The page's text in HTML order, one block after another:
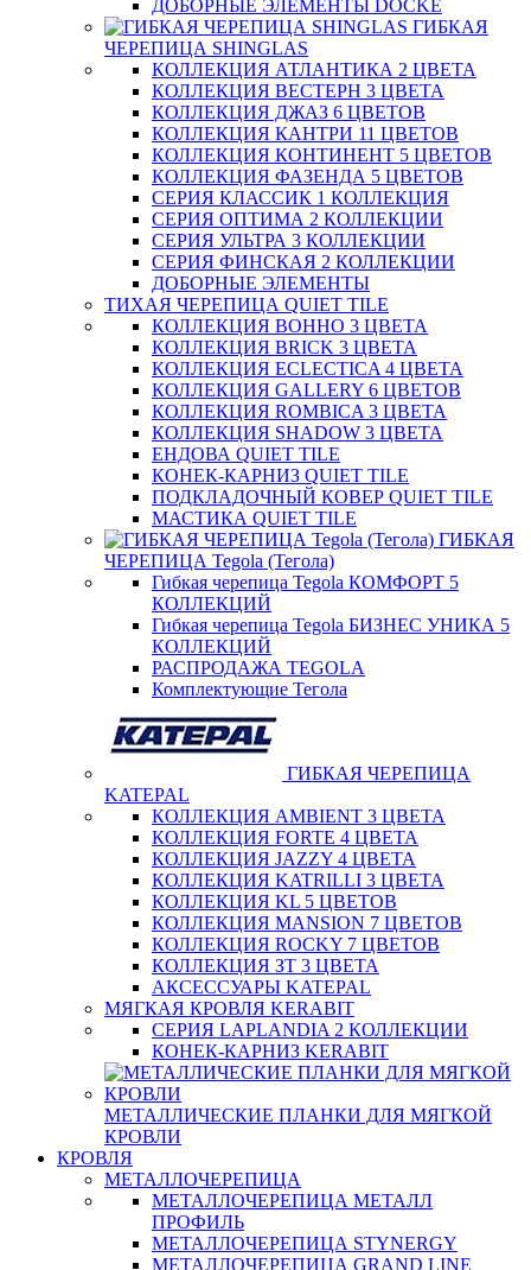
ДОБОРНЫЕ ЭЛЕМЕНТЫ DOCKE
ГИБКАЯ
ЧЕРЕПИЦА SHINGLAS
КОЛЛЕКЦИЯ АТЛАНТИКА 2 ЦВЕТА
КОЛЛЕКЦИЯ ВЕСТЕРН 3 ЦВЕТА
КОЛЛЕКЦИЯ ДЖАЗ 6 ЦВЕТОВ
КОЛЛЕКЦИЯ КАНТРИ 11 ЦВЕТОВ
КОЛЛЕКЦИЯ КОНТИНЕНТ 5 ЦВЕТОВ
КОЛЛЕКЦИЯ ФАЗЕНДА 5 ЦВЕТОВ
СЕРИЯ КЛАССИК 1 КОЛЛЕКЦИЯ
СЕРИЯ ОПТИМА 2 КОЛЛЕКЦИИ
СЕРИЯ УЛЬТРА 3 КОЛЛЕКЦИИ
СЕРИЯ ФИНСКАЯ 2 КОЛЛЕКЦИИ
ДОБОРНЫЕ ЭЛЕМЕНТЫ
ТИХАЯ ЧЕРЕПИЦА QUIET TILE
КОЛЛЕКЦИЯ BOHHO 3 ЦВЕТА
КОЛЛЕКЦИЯ BRICK 3 ЦВЕТА
КОЛЛЕКЦИЯ ECLECTICA 4 ЦВЕТА
КОЛЛЕКЦИЯ GALLERY 6 ЦВЕТОВ
КОЛЛЕКЦИЯ ROMBICA 3 ЦВЕТА
КОЛЛЕКЦИЯ SHADOW 3 ЦВЕТА
ЕНДОВА QUIET TILE
КОНЕК-КАРНИЗ QUIET TILE
ПОДКЛАДОЧНЫЙ КОВЕР QUIET TILE
МАСТИКА QUIET TILE
ГИБКАЯ
ЧЕРЕПИЦА Tegola (Тегола)
Гибкая черепица Tegola КОМФОРТ 5
КОЛЛЕКЦИЙ
Гибкая черепица Tegola БИЗНЕС УНИКА 5
КОЛЛЕКЦИЙ
РАСПРОДАЖА TEGOLA
Комплектующие Тегола
ГИБКАЯ ЧЕРЕПИЦА
KATEPAL
КОЛЛЕКЦИЯ AMBIENT 3 ЦВЕТА
КОЛЛЕКЦИЯ FORTE 4 ЦВЕТА
КОЛЛЕКЦИЯ JAZZY 4 ЦВЕТА
КОЛЛЕКЦИЯ KATRILLI 3 ЦВЕТА
КОЛЛЕКЦИЯ KL 5 ЦВЕТОВ
КОЛЛЕКЦИЯ MANSION 7 ЦВЕТОВ
КОЛЛЕКЦИЯ ROCKY 7 ЦВЕТОВ
КОЛЛЕКЦИЯ ЗТ 3 ЦВЕТА
АКСЕССУАРЫ KATEPAL
МЯГКАЯ КРОВЛЯ KERABIT
СЕРИЯ LAPLANDIA 2 КОЛЛЕКЦИИ
КОНЕК-КАРНИЗ KERABIT
МЕТАЛЛИЧЕСКИЕ ПЛАНКИ ДЛЯ МЯГКОЙ
КРОВЛИ
КРОВЛЯ
МЕТАЛЛОЧЕРЕПИЦА
МЕТАЛЛОЧЕРЕПИЦА МЕТАЛЛ
ПРОФИЛЬ
МЕТАЛЛОЧЕРЕПИЦА STYNERGY
МЕТАЛЛОЧЕРЕПИЦА GRAND LINE